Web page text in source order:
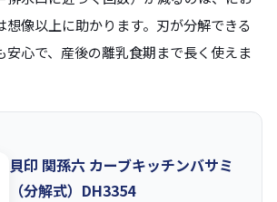
想像以上に助かります。刃が分解できる
安心で、産後の離乳食期まで長く使えま
貝印 関孫六 カーブキッチンバサミ
（分解式）DH3354